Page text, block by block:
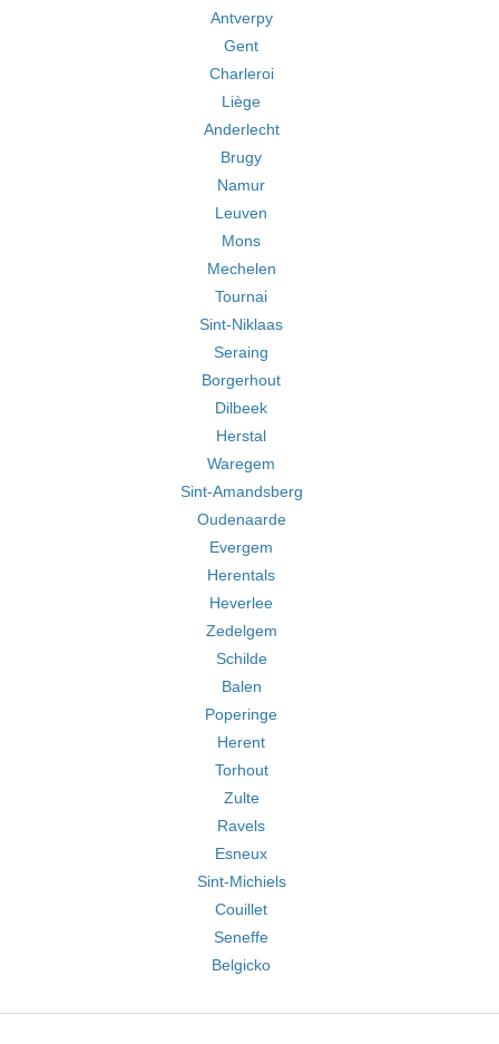
Antverpy
Gent
Charleroi
Liège
Anderlecht
Brugy
Namur
Leuven
Mons
Mechelen
Tournai
Sint-Niklaas
Seraing
Borgerhout
Dilbeek
Herstal
Waregem
Sint-Amandsberg
Oudenaarde
Evergem
Herentals
Heverlee
Zedelgem
Schilde
Balen
Poperinge
Herent
Torhout
Zulte
Ravels
Esneux
Sint-Michiels
Couillet
Seneffe
Belgicko